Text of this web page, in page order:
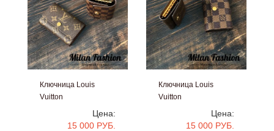
Ключница Louis
Vuitton
Цена:
15 000 РУБ.
Ключница Louis
Vuitton
Цена:
15 000 РУБ.